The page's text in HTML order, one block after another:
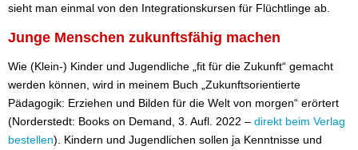
sieht man einmal von den Integrationskursen für Flüchtlinge ab.
Junge Menschen zukunftsfähig machen
Wie (Klein-) Kinder und Jugendliche „fit für die Zukunft“ gemacht
werden können, wird in meinem Buch „Zukunftsorientierte
Pädagogik: Erziehen und Bilden für die Welt von morgen“ erörtert
(Norderstedt: Books on Demand, 3. Aufl. 2022 – direkt beim Verlag
bestellen). Kindern und Jugendlichen sollen ja Kenntnisse und